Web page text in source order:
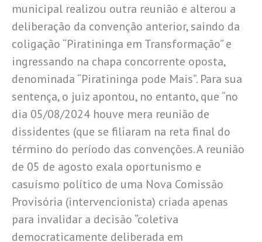
municipal realizou outra reunião e alterou a
deliberação da convenção anterior, saindo da
coligação “Piratininga em Transformação” e
ingressando na chapa concorrente oposta,
denominada “Piratininga pode Mais”. Para sua
sentença, o juiz apontou, no entanto, que “no
dia 05/08/2024 houve mera reunião de
dissidentes (que se filiaram na reta final do
término do período das convenções. A reunião
de 05 de agosto exala oportunismo e
casuísmo político de uma Nova Comissão
Provisória (intervencionista) criada apenas
para invalidar a decisão “coletiva
democraticamente deliberada em